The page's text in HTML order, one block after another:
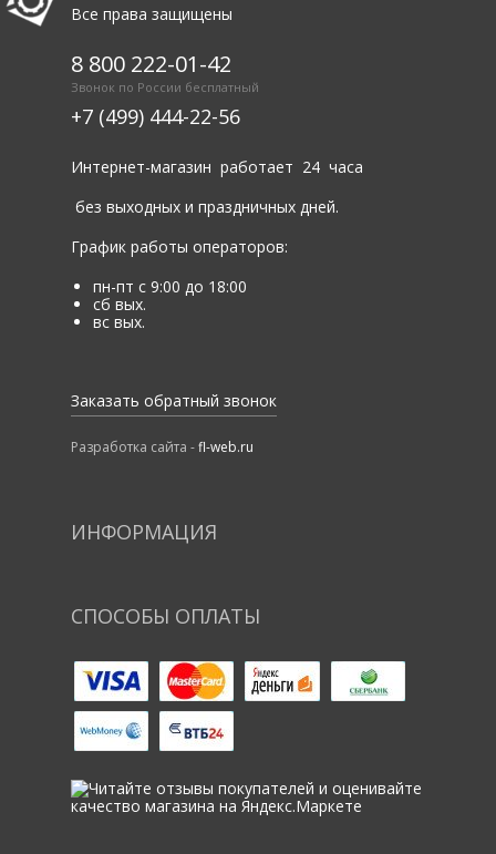
Все права защищены
8 800 222-01-42
Звонок по России бесплатный
+7 (499) 444-22-56
Интернет-магазин работает 24 часа
без выходных и праздничных дней.
График работы операторов:
пн-пт с 9:00 до 18:00
сб вых.
вс вых.
Заказать обратный звонок
Разработка сайта -fl-web.ru
ИНФОРМАЦИЯ
СПОСОБЫ ОПЛАТЫ